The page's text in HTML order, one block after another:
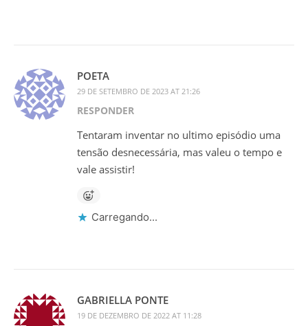
POETA
29 DE SETEMBRO DE 2023 AT 21:26
RESPONDER
Tentaram inventar no ultimo episódio uma
tensão desnecessária, mas valeu o tempo e
vale assistir!
Carregando...
GABRIELLA PONTE
19 DE DEZEMBRO DE 2022 AT 11:28